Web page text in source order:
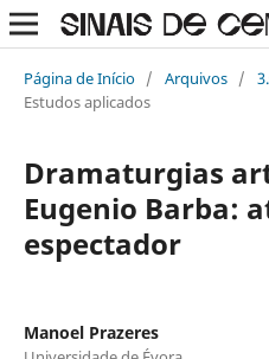
Página de Início / Arquivos /
Estudos aplicados
Dramaturgias
Eugenio Barba:
espectador
Manoel Prazeres